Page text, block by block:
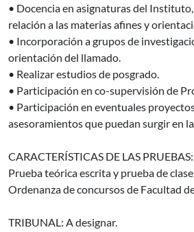
• Docencia en asignaturas del
relación a las materias afines y
• Incorporación a grupos de
orientación del llamado.
• Realizar estudios de posgrado.
• Participación en co-supervisión de
• Participación en eventuales
asesoramientos que puedan surgir en
CARACTERÍSTICAS DE LAS PRUEBAS:
Prueba teórica escrita y prueba de
Ordenanza de concursos de Facultad
TRIBUNAL: A designar.